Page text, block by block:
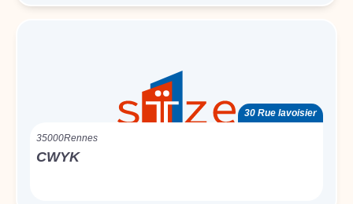
30 Rue lavoisier
35000Rennes
CWYK